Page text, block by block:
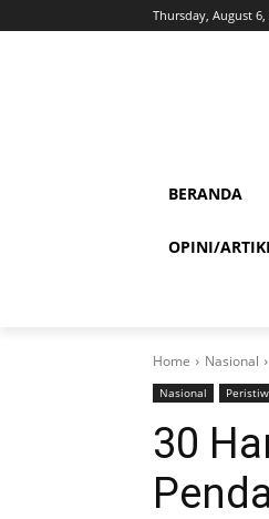
Thursday, August 6,
BERANDA
OPINI/
Home Nasional
Nasional
30